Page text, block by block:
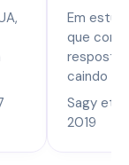
Em
que
resposta
caindo
Sagy et
2019